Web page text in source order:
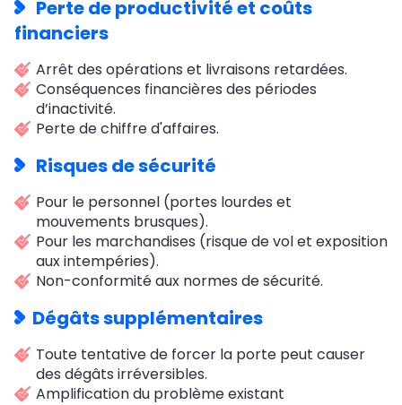
Perte de productivité et coûts
financiers
Arrêt des opérations et livraisons retardées.
Conséquences financières des périodes
d’inactivité.
Perte de chiffre d'affaires.
Risques de sécurité
Pour le personnel (portes lourdes et
mouvements brusques).
Pour les marchandises (risque de vol et exposition
aux intempéries).
Non-conformité aux normes de sécurité.
Dégâts supplémentaires
Toute tentative de forcer la porte peut causer
des dégâts irréversibles.
Amplification du problème existant